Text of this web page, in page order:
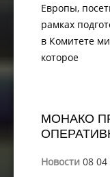
Европы,
рамках
в Комитете
которое
МОНАКО
Новости 08 04